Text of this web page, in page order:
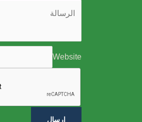
Website
ارسال